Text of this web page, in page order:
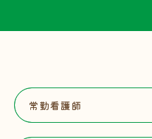
常勤看護師